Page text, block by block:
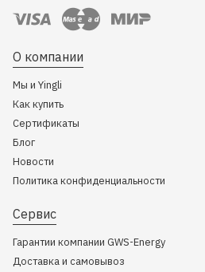
О компании
Мы и Yingli
Как купить
Сертификаты
Блог
Новости
Политика конфиденциальности
Сервис
Гарантии компании GWS-Energy
Доставка и самовывоз